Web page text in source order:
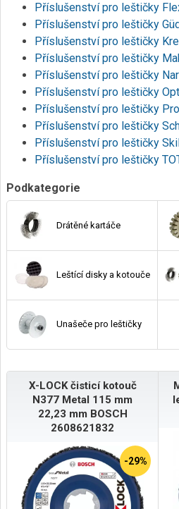
Příslušenství pro leštičky
Příslušenství pro leštičky
Příslušenství pro leštičky
Příslušenství pro leštičky
Příslušenství pro leštičky
Příslušenství pro leštičky
Příslušenství pro leštičky
Příslušenství pro leštičky
Příslušenství pro leštičky
Příslušenství pro leštičky
Podkategorie
Drátěné kartáče
Leštící disky a kotouče
Unašeče pro leštičky
X-LOCK čisticí kotouč
N377 Metal 115 mm
22,23 mm BOSCH
2608621832
-29%